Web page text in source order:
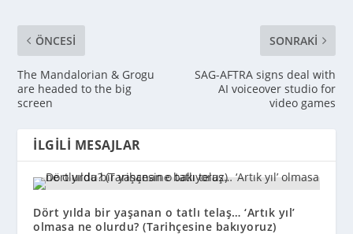
ÖNCESI
The Mandalorian & Grogu
are headed to the big
screen
SONRAKI
SAG-AFTRA signs deal with
AI voiceover studio for
video games
İLGILI MESAJLAR
Dört yılda bir yaşanan o tatlı telaş… ‘Artık yıl’
olmasa ne olurdu? (Tarihçesine bakıyoruz)